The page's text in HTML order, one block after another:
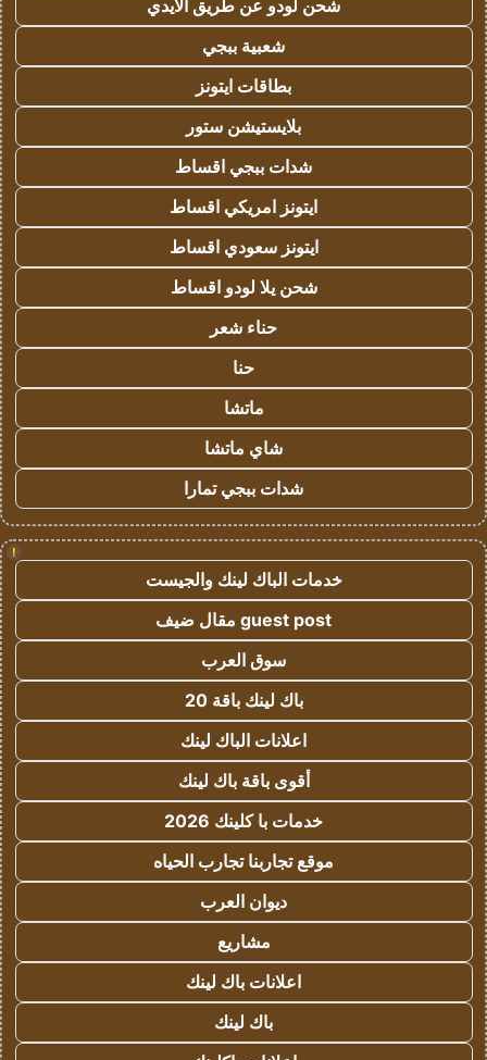
شحن لودو عن طريق الايدي
شعبية ببجي
بطاقات ايتونز
بلايستيشن ستور
شدات ببجي اقساط
ايتونز امريكي اقساط
ايتونز سعودي اقساط
شحن يلا لودو اقساط
حناء شعر
حنا
ماتشا
شاي ماتشا
شدات ببجي تمارا
!
خدمات الباك لينك والجيست
guest post مقال ضيف
سوق العرب
باك لينك باقة 20
اعلانات الباك لينك
أقوى باقة باك لينك
خدمات با كلينك 2026
موقع تجاربنا تجارب الحياه
ديوان العرب
مشاريع
اعلانات باك لينك
باك لينك